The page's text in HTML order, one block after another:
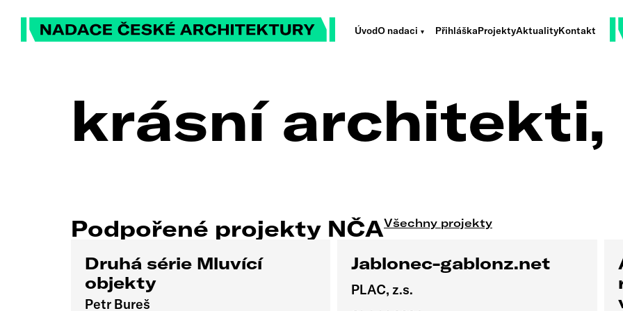
ÚvodO nadaci PřihláškaProjektyAktualityKontakt
krásní architekti,
Podpořené projekty NČAVšechny projekty
Druhá série Mluvící
objekty
Petr Bureš
Jablonec-gablonz.net
PLAC, z.s.